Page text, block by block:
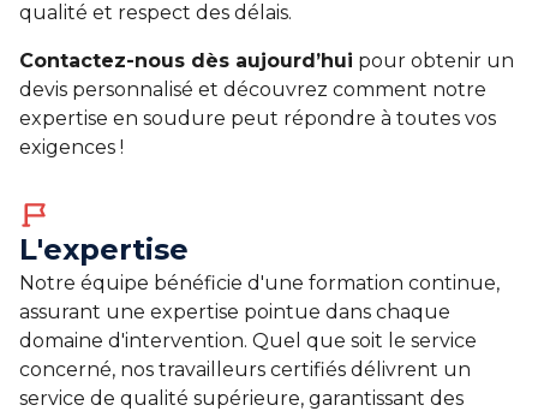
qualité et respect des délais.
Contactez-nous dès aujourd’hui pour obtenir un
devis personnalisé et découvrez comment notre
expertise en soudure peut répondre à toutes vos
exigences !
L'expertise
Notre équipe bénéficie d'une formation continue,
assurant une expertise pointue dans chaque
domaine d'intervention. Quel que soit le service
concerné, nos travailleurs certifiés délivrent un
service de qualité supérieure, garantissant des